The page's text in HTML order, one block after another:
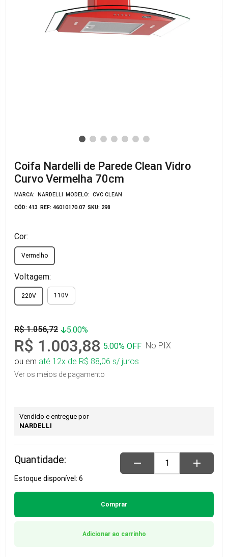
Coifa Nardelli de Parede Clean Vidro
Curvo Vermelha 70cm
MARCA: NARDELLI MODELO: CVC CLEAN
CÓD: 413 REF: 46010170.07 SKU: 298
Cor:
Vermelho
Voltagem:
220V 110V
R$ 1.056,72 5.00%
R$ 1.003,88 5.00% OFF No PIX
ou em até 12x de R$ 88,06 s/ juros
Ver os meios de pagamento
Vendido e entregue por
NARDELLI
Quantidade: remove add
Estoque disponível: 6
Comprar
Adicionar ao carrinho